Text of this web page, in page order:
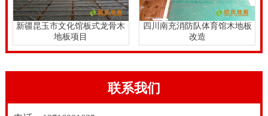
新疆昆玉市文化馆板式龙骨木
地板项目
四川南充消防队体育馆木地板
改造
联系我们